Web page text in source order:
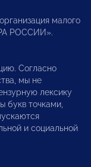
малого
РОССИИ».
Согласно
мы не
лексику
букв точками,
и социальной